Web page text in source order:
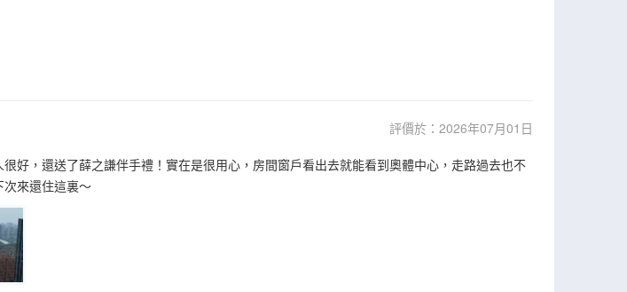
評價於：2026年07月01日
好，還送了薛之謙伴手禮！實在是很用心，房間窗戶看出去就能看到奧體中心，走路過去也不
來還住這裏～